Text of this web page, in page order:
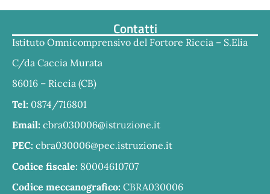
Contatti
Istituto Omnicomprensivo del Fortore Riccia – S.Elia
C/da Caccia Murata
86016 – Riccia (CB)
Tel: 0874/716801
Email: cbra030006@istruzione.it
PEC: cbra030006@pec.istruzione.it
Codice fiscale: 80004610707
Codice meccanografico: CBRA030006